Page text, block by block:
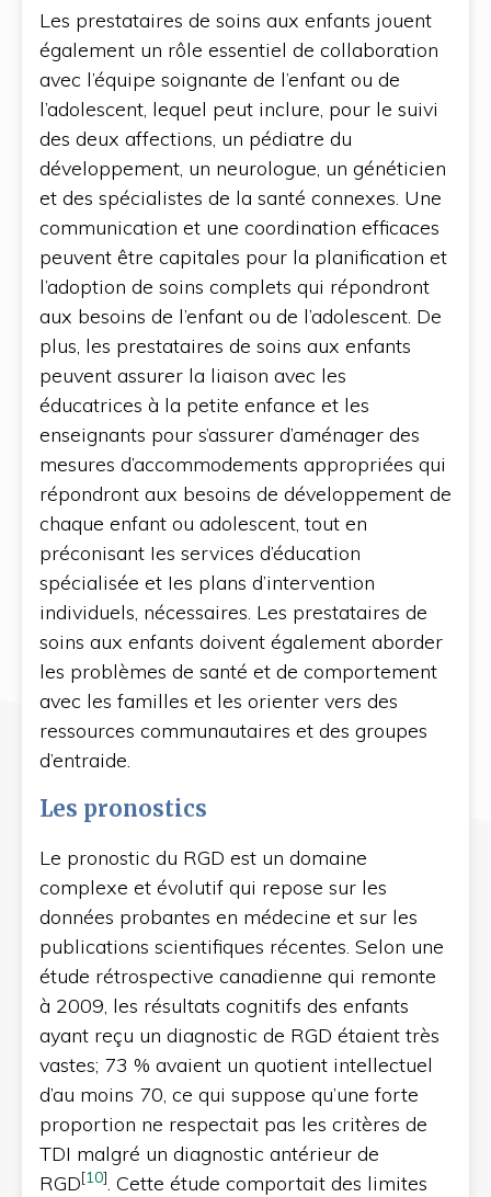
Les prestataires de soins aux enfants jouent
également un rôle essentiel de collaboration
avec l’équipe soignante de l’enfant ou de
l’adolescent, lequel peut inclure, pour le suivi
des deux affections, un pédiatre du
développement, un neurologue, un généticien
et des spécialistes de la santé connexes. Une
communication et une coordination efficaces
peuvent être capitales pour la planification et
l’adoption de soins complets qui répondront
aux besoins de l’enfant ou de l’adolescent. De
plus, les prestataires de soins aux enfants
peuvent assurer la liaison avec les
éducatrices à la petite enfance et les
enseignants pour s’assurer d’aménager des
mesures d’accommodements appropriées qui
répondront aux besoins de développement de
chaque enfant ou adolescent, tout en
préconisant Ies services d’éducation
spécialisée et Ies plans d’intervention
individuels, nécessaires. Les prestataires de
soins aux enfants doivent également aborder
les problèmes de santé et de comportement
avec les familles et les orienter vers des
ressources communautaires et des groupes
d’entraide.
Les pronostics
Le pronostic du RGD est un domaine
complexe et évolutif qui repose sur les
données probantes en médecine et sur les
publications scientifiques récentes. Selon une
étude rétrospective canadienne qui remonte
à 2009, les résultats cognitifs des enfants
ayant reçu un diagnostic de RGD étaient très
vastes; 73 % avaient un quotient intellectuel
d’au moins 70, ce qui suppose qu’une forte
proportion ne respectait pas les critères de
TDI malgré un diagnostic antérieur de
RGD[10]. Cette étude comportait des limites